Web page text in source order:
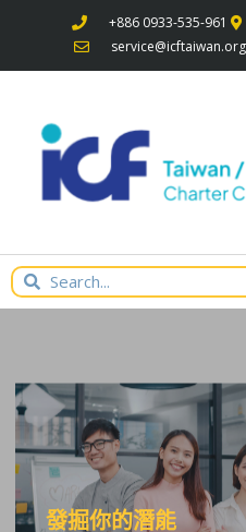
+886 0933-535-961
service@icftaiwan.org
發掘你的潛能